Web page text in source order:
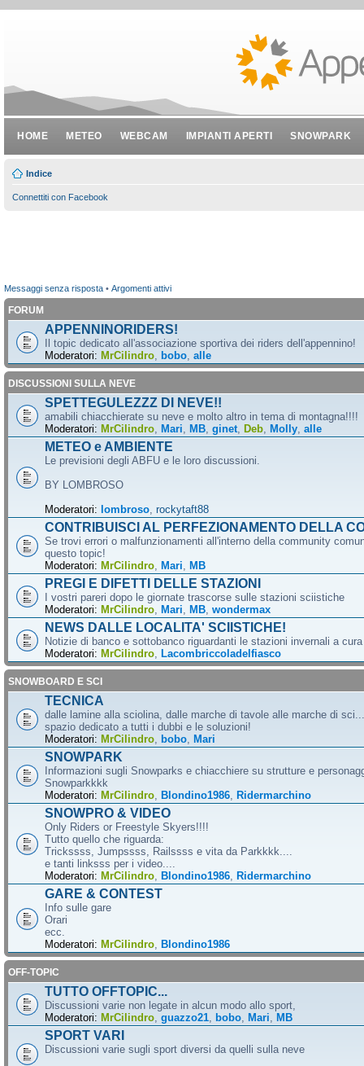
HOME METEO WEBCAM IMPIANTI APERTI SNOWPARK
Indice
Connettiti con Facebook
Messaggi senza risposta • Argomenti attivi
FORUM
APPENNINORIDERS!
Il topic dedicato all'associazione sportiva dei riders dell'appennino!
Moderatori: MrCilindro bobo alle
DISCUSSIONI SULLA NEVE
SPETTEGULEZZZ DI NEVE!!
amabili chiacchierate su neve e molto altro in tema di montagna!!!!
Moderatori: MrCilindro Mari MB ginet Deb Molly alle
METEO e AMBIENTE
Le previsioni degli ABFU e le loro discussioni.
BY LOMBROSO
Moderatori: lombroso rockytaft88
CONTRIBUISCI AL PERFEZIONAMENTO DELLA
Se trovi errori o malfunzionamenti all'interno della community
questo topic!
Moderatori: MrCilindro Mari MB
PREGI E DIFETTI DELLE STAZIONI
I vostri pareri dopo le giornate trascorse sulle stazioni sciistiche
Moderatori: MrCilindro Mari MB wondermax
NEWS DALLE LOCALITA' SCIISTICHE!
Notizie di banco e sottobanco riguardanti le stazioni invernali a
Moderatori: MrCilindro Lacombriccoladelfiasco
SNOWBOARD E SCI
TECNICA
dalle lamine alla sciolina, dalle marche di tavole alle marche di
spazio dedicato a tutti i dubbi e le soluzioni!
Moderatori: MrCilindro bobo Mari
SNOWPARK
Informazioni sugli Snowparks e chiacchiere su strutture e
Snowparkkkk
Moderatori: MrCilindro Blondino1986 Ridermarchino
SNOWPRO & VIDEO
Only Riders or Freestyle Skyers!!!!
Tutto quello che riguarda:
Trickssss, Jumpssss, Railssss e vita da Parkkkk....
e tanti linksss per i video....
Moderatori: MrCilindro Blondino1986 Ridermarchino
GARE & CONTEST
Info sulle gare
Orari
ecc.
Moderatori: MrCilindro Blondino1986
OFF-TOPIC
TUTTO OFFTOPIC...
Discussioni varie non legate in alcun modo allo sport,
Moderatori: MrCilindro guazzo21 bobo Mari MB
SPORT VARI
Discussioni varie sugli sport diversi da quelli sulla neve